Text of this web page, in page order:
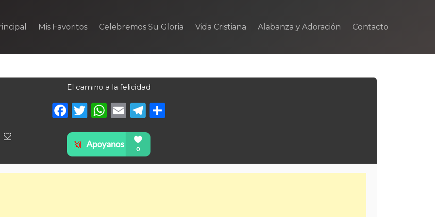
Mis Favoritos Celebremos Su Gloria Vida Cristiana Alabanza y Adoración Contacto
El camino a la felicidad
Facebook
Twitter
WhatsApp
EmailTelegram